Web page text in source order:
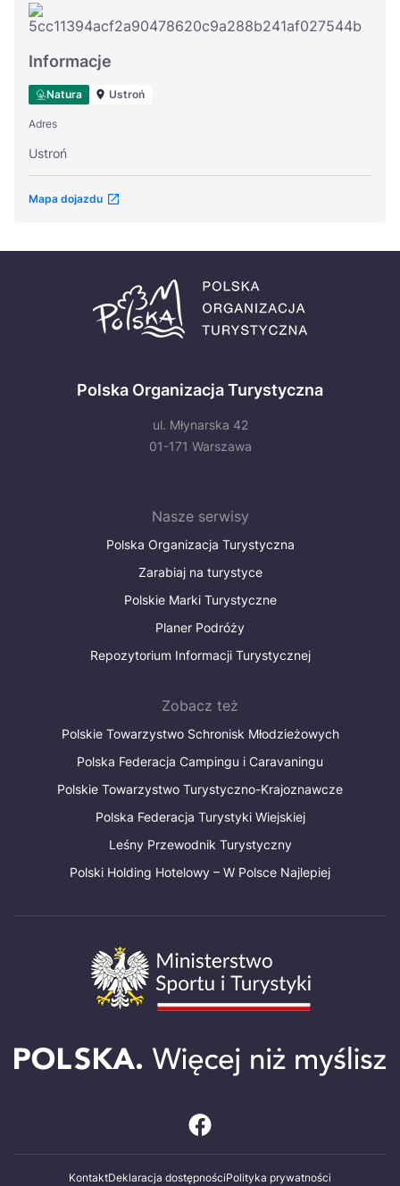
Informacje
Natura Ustroń
Adres
Ustroń
Mapa dojazdu
Polska Organizacja Turystyczna
ul. Młynarska 42
01-171 Warszawa
Nasze serwisy
Polska Organizacja Turystyczna
Zarabiaj na turystyce
Polskie Marki Turystyczne
Planer Podróży
Repozytorium Informacji Turystycznej
Zobacz też
Polskie Towarzystwo Schronisk Młodzieżowych
Polska Federacja Campingu i Caravaningu
Polskie Towarzystwo Turystyczno-Krajoznawcze
Polska Federacja Turystyki Wiejskiej
Leśny Przewodnik Turystyczny
Polski Holding Hotelowy – W Polsce Najlepiej
KontaktDeklaracja dostępnościPolityka prywatności